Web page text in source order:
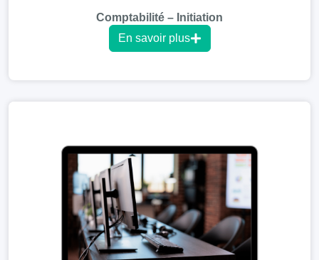
Comptabilité – Initiation
En savoir plus